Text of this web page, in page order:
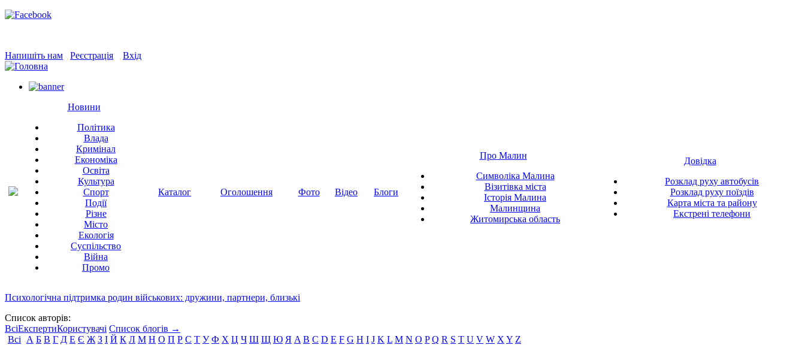
Напишіть нам Реєстрація Вхід
Новини
Політика
Влада
Кримінал
Економіка
Освіта
Культура
Спорт
Події
Різне
Місто
Екологія
Суспільство
Війна
Промо
Каталог Оголошення Фото Відео Блоги
Про Малин
Символіка Малина
Візитівка міста
Історія Малина
Малинщина
Житомирська область
Довідка
Розклад руху автобусів
Розклад руху поїздів
Карта міста та району
Екстрені телефони
Психологічна підтримка родин військових: дружини, партнери, близькі
Список авторів:
ВсіЕкспертиКористувачі Список блогів →
Всі
А Б В Г Д Е Є Ж З І Й К Л М Н О П Р С Т У Ф Х Ц Ч Ш Щ Ю Я A B C D E F G H I J K L M N O P Q R S T U V W X Y Z